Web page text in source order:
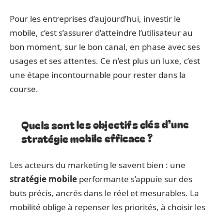
Pour les entreprises d’aujourd’hui, investir le
mobile, c’est s’assurer d’atteindre l’utilisateur au
bon moment, sur le bon canal, en phase avec ses
usages et ses attentes. Ce n’est plus un luxe, c’est
une étape incontournable pour rester dans la
course.
Quels sont les objectifs clés d’une
stratégie mobile efficace ?
Les acteurs du marketing le savent bien : une
stratégie mobile performante s’appuie sur des
buts précis, ancrés dans le réel et mesurables. La
mobilité oblige à repenser les priorités, à choisir les